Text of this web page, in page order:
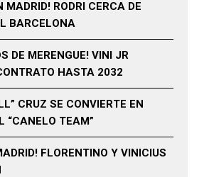
MADRID! RODRI CERCA DE
BARCELONA
DE MERENGUE! VINI JR
HASTA 2032
CRUZ SE CONVIERTE EN
“CANELO TEAM”
FLORENTINO Y VINICIUS